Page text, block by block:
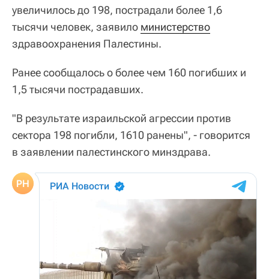
увеличилось до 198, пострадали более 1,6
тысячи человек, заявило министерство
здравоохранения Палестины.
Ранее сообщалось о более чем 160 погибших и
1,5 тысячи пострадавших.
"В результате израильской агрессии против
сектора 198 погибли, 1610 ранены", - говорится
в заявлении палестинского минздрава.